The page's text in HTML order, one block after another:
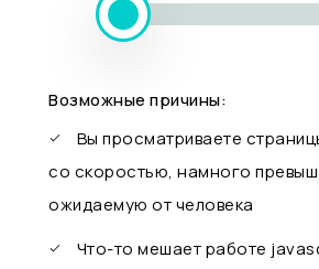
Возможные причины:
Вы просматриваете
со скоростью, намного
ожидаемую от человека
Что-то мешает работе